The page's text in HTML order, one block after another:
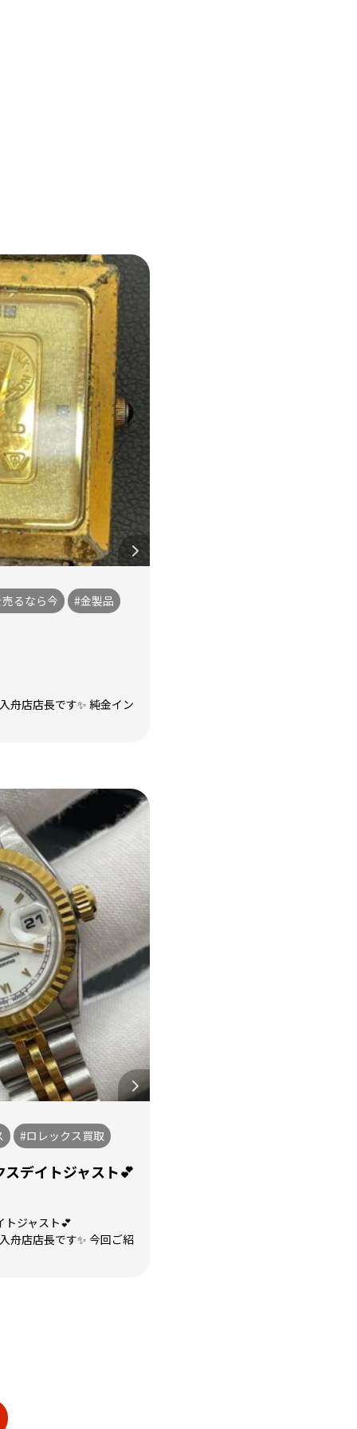
るなら今 #金製品
舟店店長です✨ 純金イン
#ロレックス買取
デイトジャスト💕
トジャスト💕
舟店店長です✨ 今回ご紹